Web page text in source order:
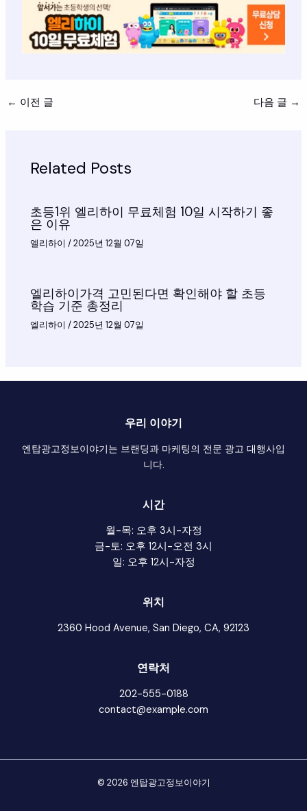
← 이전 글 다음 글 →
Related Posts
초등1위 엘리하이 무료체험 10일 시작하기 좋
은 이유
엘리하이 /2025년 12월 07일
엘리하이가격 고민된다면 확인해야 할 초등
학습 기준 총정리
엘리하이 /2025년 12월 07일
우리 이야기
엔탑광고정보이야기는 브랜딩과 마케팅의 전문 광고 대행사입
니다.
시간
월-목: 오후 3시-자정
금-토: 오후 12시-오전 3시
일: 오후 12시-자정
위치
2360 Hood Avenue, San Diego, CA, 92123
연락처
202-555-0188
contact@example.com
© 2026 엔탑광고정보이야기